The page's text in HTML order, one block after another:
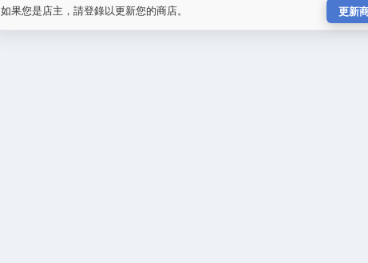
如果您是店主，請登錄以更新您的商店。 更新